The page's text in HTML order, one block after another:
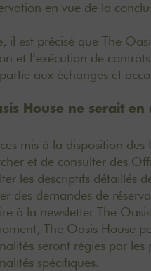
en vue de la
il est précisé que The
et l’exécution de
aux échanges et
House ne serait
mis à la disposition
et de consulter des
les descriptifs détaillés
des demandes de
à la newsletter The
The Oasis House
seront régies par
spécifiques.